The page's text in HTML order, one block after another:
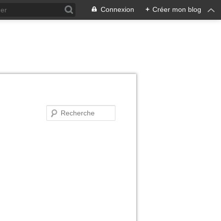
Connexion + Créer mon blog